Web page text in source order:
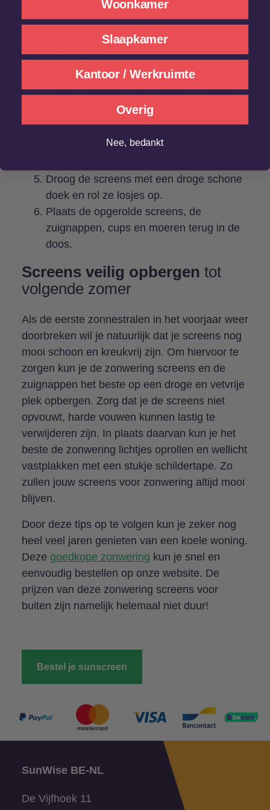
screen dus overbodig en is het logisch dat je
deze graag naar binnen wilt halen. Gelukkig is
het demonteren misschien nog wel makkelijker
dan het monteren:
Draai de moeren los.
Haal de screens van je raam en leg deze
op een vlakke schone ondergrond.
Gebruik de Sunwise cleaner om de
Droog de screens met een droge schone
doek en rol ze losjes op.
Plaats de opgerolde screens, de
zuignappen, cups en moeren terug in de
doos.
Screens veilig opbergen tot
volgende zomer
Als de eerste zonnestralen in het voorjaar weer
doorbreken wil je natuurlijk dat je screens nog
mooi schoon en kreukvrij zijn. Om hiervoor te
zorgen kun je de zonwering screens en de
zuignappen het beste op een droge en vetvrije
plek opbergen. Zorg dat je de screens niet
opvouwt, harde vouwen kunnen lastig te
verwijderen zijn. In plaats daarvan kun je het
beste de zonwering lichtjes oprollen en wellicht
vastplakken met een stukje schildertape. Zo
zullen jouw screens voor zonwering altijd mooi
blijven.
Door deze tips op te volgen kun je zeker nog
heel veel jaren genieten van een koele woning.
Deze goedkope zonwering kun je snel en
eenvoudig bestellen op onze website. De
prijzen van deze zonwering screens voor
buiten zijn namelijk helemaal niet duur!
Bestel je sunscreen
SunWise BE-NL
De Vijfhoek 11
Woonkamer
Slaapkamer
Kantoor / Werkruimte
Overig
Nee, bedankt